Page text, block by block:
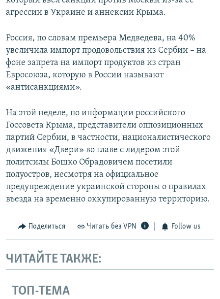
агрессии в Украине и аннексии Крыма.
Россия, по словам премьера Медведева, на 40%
увеличила импорт продовольствия из Сербии – на
фоне запрета на импорт продуктов из стран
Евросоюза, которую в России называют
«антисанкциями».
На этой неделе, по информации российского
Госсовета Крыма, представители оппозиционных
партий Сербии, в частности, националистического
движения «Двери» во главе с лидером этой
политсилы Бошко Обрадовичем посетили
полуостров, несмотря на официальное
предупреждение украинской стороны о правилах
въезда на временно оккупированную территорию.
Поделиться Читать без VPN Follow us
ЧИТАЙТЕ ТАКЖЕ:
ТОП-ТЕМА